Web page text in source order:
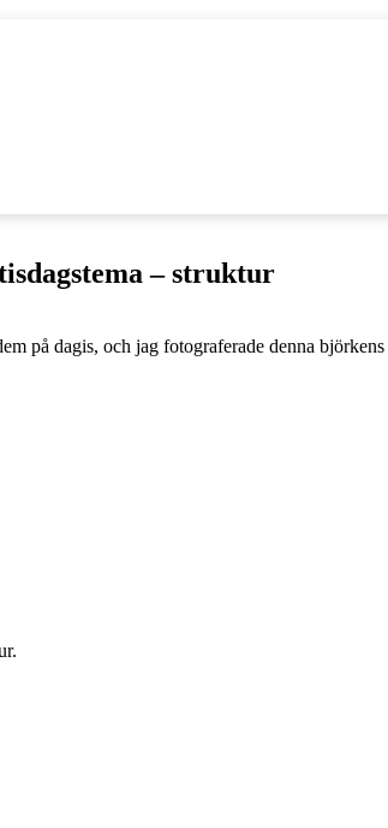
– struktur
på dagis, och jag fotograferade denna björkens